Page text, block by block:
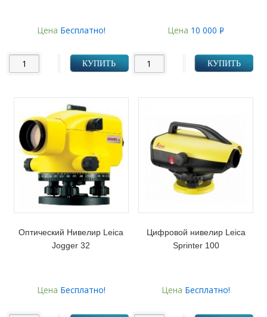
Цена Бесплатно!
КУПИТЬ
Цена 10 000Р
КУПИТЬ
Оптический Нивелир Leica
Jogger 32
Цена Бесплатно!
Цифровой нивелир Leica
Sprinter 100
Цена Бесплатно!